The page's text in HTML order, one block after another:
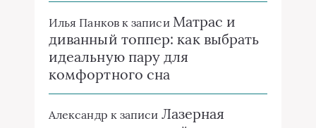
Илья Панковк записи Матрас и
диванный топпер: как выбрать
идеальную пару для
комфортного сна
Александр к записи Лазерная